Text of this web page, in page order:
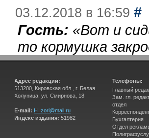
03.12.2018 в 16:59 #
Гость: «Вот и
то кормушка
Адрес редакции:
613200, Кировская обл., г. Белая
Холуница, ул. Смирнова, 18
E-mail: H_zori@mail.ru
Индекс издания: 51982
Телефоны:
Главный
Зам. гл.
отдел
Бухгалтерия
Отдел